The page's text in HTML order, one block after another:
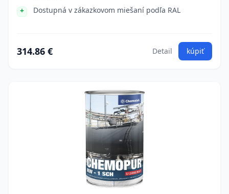
Dostupná v zákazkovom miešaní podľa RAL
314.86 € Detail kúpiť